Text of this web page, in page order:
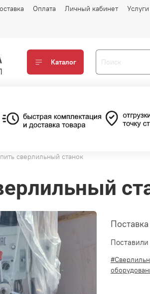
Оплата Личный кабинет Услуги
Каталог
сверлильный станок
Поставили